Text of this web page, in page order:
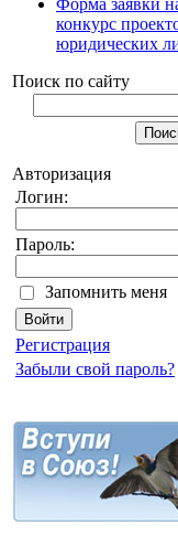
Форма заявки
конкурс
юридических
Поиск по сайту
Авторизация
Логин:
Пароль:
Запомнить меня
Регистрация
Забыли свой пароль?